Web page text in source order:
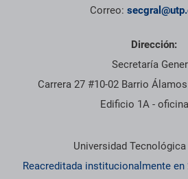
Correo:
Dirección:
Secretaría
Carrera 27 #10-02 Barrio
Edificio 1A -
Información institucional
Universidad Tecnológica
Reacreditada institucionalmente en